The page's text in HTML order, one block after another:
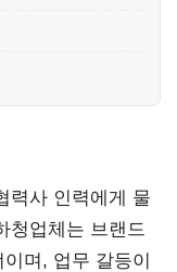
력사 인력에게 물
청업체는 브랜드
며, 업무 갈등이